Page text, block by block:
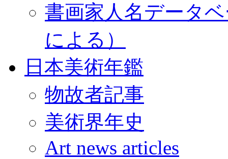
書画家人名データ
による）
日本美術年鑑
物故者記事
美術界年史
Art news articles